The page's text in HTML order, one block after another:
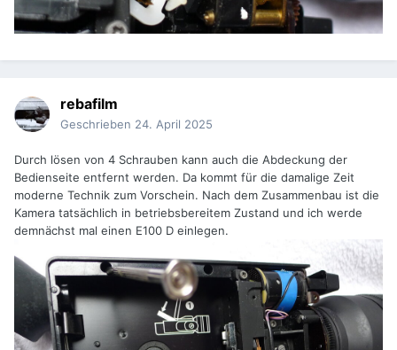
rebafilm
Geschrieben 24. April 2025
Durch lösen von 4 Schrauben kann auch die Abdeckung der
Bedienseite entfernt werden. Da kommt für die damalige Zeit
moderne Technik zum Vorschein. Nach dem Zusammenbau ist die
Kamera tatsächlich in betriebsbereitem Zustand und ich werde
demnächst mal einen E100 D einlegen.